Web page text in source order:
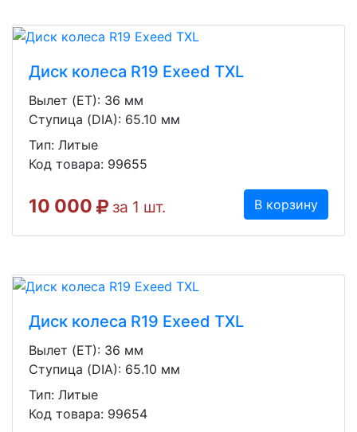
Диск колеса R19 Exeed TXL
Вылет (ET): 36 мм
Ступица (DIA): 65.10 мм
Тип: Литые
Код товара: 99655
10 000 за 1 шт. В корзину
Диск колеса R19 Exeed TXL
Вылет (ET): 36 мм
Ступица (DIA): 65.10 мм
Тип: Литые
Код товара: 99654